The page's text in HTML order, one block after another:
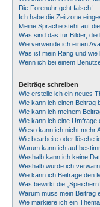
Die Forenuhr geht falsch!
Ich habe die Zeitzone
Meine Sprache steht auf
Was sind das für Bilder,
Wie verwende ich einen
Was ist mein Rang und
Wenn ich bei einem
Beiträge schreiben
Wie erstelle ich ein neues
Wie kann ich einen Beitrag
Wie kann ich meinem
Wie kann ich eine Umfrage
Wieso kann ich nicht mehr
Wie bearbeite oder lösche
Warum kann ich auf
Weshalb kann ich keine
Weshalb wurde ich
Wie kann ich Beiträge den
Was bewirkt die
Warum muss mein Beitrag
Wie markiere ich ein